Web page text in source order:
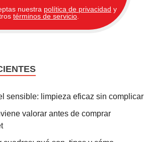
nuestra política de privacidad y
términos de servicio
sensible: limpieza eficaz sin
valorar antes de comprar